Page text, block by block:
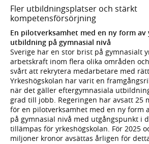
Fler utbildningsplatser och stärkt
kompetensförsörjning
En pilotverksamhet med en ny form
utbildning på gymnasial nivå
Sverige har en stor brist på gymnasialt
arbetskraft inom flera olika områden
svårt att rekrytera medarbetare med
Yrkeshögskolan har varit en
när det gäller eftergymnasiala
grad till jobb. Regeringen har avsatt 25
för en pilotverksamhet med en ny form
på gymnasial nivå med utgångspunkt i
tillämpas för yrkeshögskolan. För 2025
miljoner kronor avsättas årligen för